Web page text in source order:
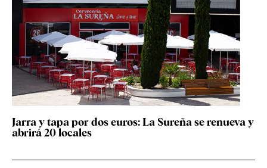
Jarra y tapa por dos euros: La Sureña se renueva y
abrirá 20 locales